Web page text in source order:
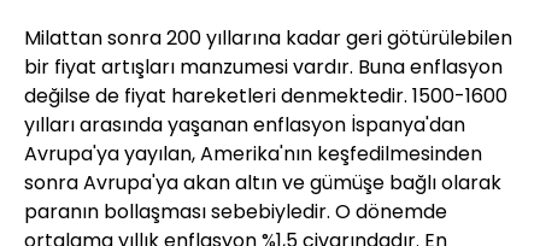
Milattan sonra 200 yıllarına kadar geri götürülebilen
bir fiyat artışları manzumesi vardır. Buna enflasyon
değilse de fiyat hareketleri denmektedir. 1500-1600
yılları arasında yaşanan enflasyon İspanya'dan
Avrupa'ya yayılan, Amerika'nın keşfedilmesinden
sonra Avrupa'ya akan altın ve gümüşe bağlı olarak
paranın bollaşması sebebiyledir. O dönemde